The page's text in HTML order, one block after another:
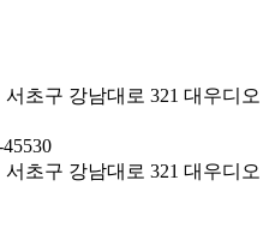
초구 강남대로 321 대우디오
초구 강남대로 321 대우디오